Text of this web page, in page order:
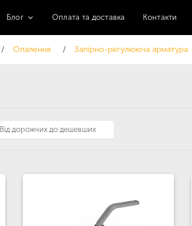
Блог Оплата та доставка Контакти
Опалення Запірно-регулююча арматура
Від дорожчих до дешевших